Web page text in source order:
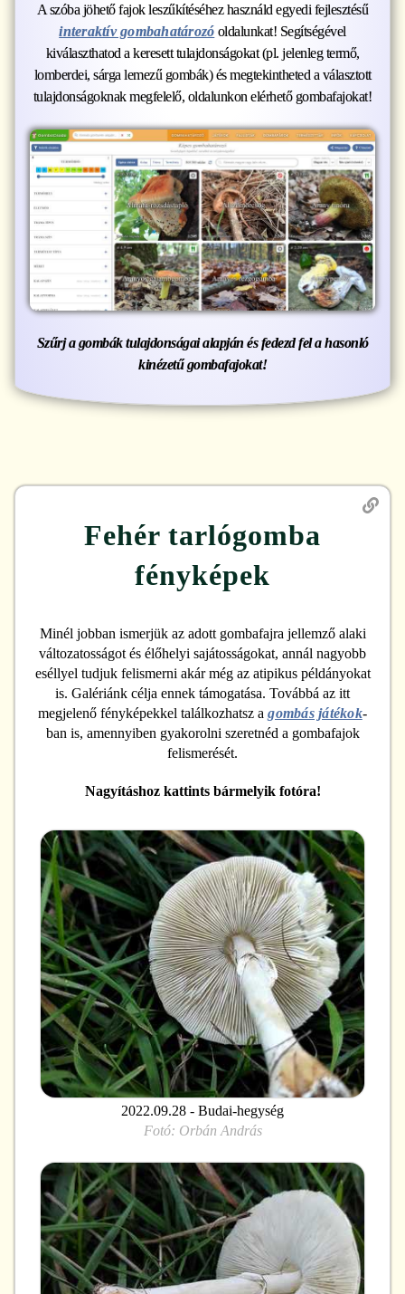
A szóba jöhető fajok leszűkítéséhez használd egyedi fejlesztésű
interaktív gombahatározó oldalunkat! Segítségével
kiválaszthatod a keresett tulajdonságokat (pl. jelenleg termő,
lomberdei, sárga lemezű gombák) és megtekintheted a választott
tulajdonságoknak megfelelő, oldalunkon elérhető gombafajokat!
Szűrj a gombák tulajdonságai alapján és fedezd fel a hasonló
kinézetű gombafajokat!
Fehér tarlógomba
fényképek
Minél jobban ismerjük az adott gombafajra jellemző alaki
változatosságot és élőhelyi sajátosságokat, annál nagyobb
eséllyel tudjuk felismerni akár még az atipikus példányokat
is. Galériánk célja ennek támogatása. Továbbá az itt
megjelenő fényképekkel találkozhatsz a gombás játékok-
ban is, amennyiben gyakorolni szeretnéd a gombafajok
felismerését.
Nagyításhoz kattints bármelyik fotóra!
2022.09.28 - Budai-hegység
Fotó: Orbán András